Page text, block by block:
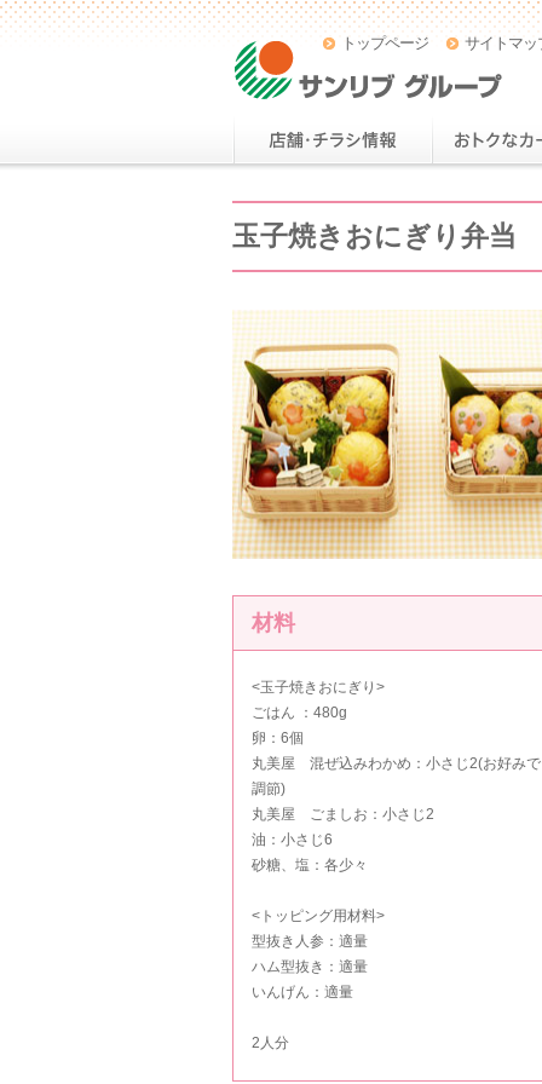
トップページ サイトマッ
玉子焼きおにぎり弁当
材料
<玉子焼きおにぎり>
ごはん ：480g
卵：6個
丸美屋 混ぜ込みわかめ ：小さじ2(お好みで
調節)
丸美屋 ごましお ：小さじ2
油：小さじ6
砂糖、塩：各少々
<トッピング用材料>
型抜き人参：適量
ハム型抜き：適量
いんげん：適量
2人分